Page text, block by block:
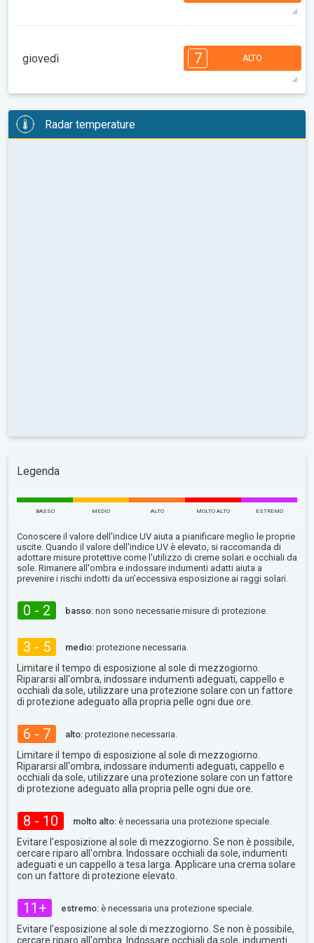
14 h 06:23 20:28 32°
08:00 14:00
4 3
14 h 06:24 20:27 33°max
giovedì 7 ALTO
2
08:00
5 4
Radar temperature
Legenda
BASSO MEDIO ALTO MOLTO ALTO ESTREMO
Conoscere il valore dell'indice UV aiuta a pianificare meglio le proprie
uscite. Quando il valore dell'indice UV è elevato, si raccomanda di
adottare misure protettive come l'utilizzo di creme solari e occhiali da
sole. Rimanere all'ombra e indossare indumenti adatti aiuta a
prevenire i rischi indotti da un’eccessiva esposizione ai raggi solari.
0 - 2 basso: non sono necessarie misure di protezione.
3 - 5 medio: protezione necessaria.
Limitare il tempo di esposizione al sole di mezzogiorno.
Ripararsi all'ombra, indossare indumenti adeguati, cappello e
occhiali da sole, utilizzare una protezione solare con un fattore
di protezione adeguato alla propria pelle ogni due ore.
6 - 7 alto: protezione necessaria.
Limitare il tempo di esposizione al sole di mezzogiorno.
Ripararsi all'ombra, indossare indumenti adeguati, cappello e
occhiali da sole, utilizzare una protezione solare con un fattore
di protezione adeguato alla propria pelle ogni due ore.
8 - 10 molto alto: è necessaria una protezione speciale.
Evitare l'esposizione al sole di mezzogiorno. Se non è possibile,
cercare riparo all'ombra. Indossare occhiali da sole, indumenti
adeguati e un cappello a tesa larga. Applicare una crema solare
con un fattore di protezione elevato.
11+ estremo: è necessaria una protezione speciale.
Evitare l'esposizione al sole di mezzogiorno. Se non è possibile,
cercare riparo all'ombra. Indossare occhiali da sole, indumenti